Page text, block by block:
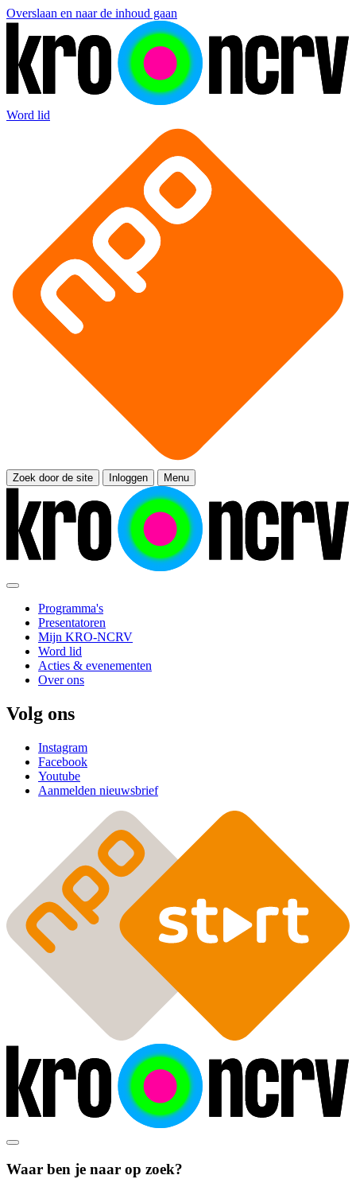
Overslaan en naar de inhoud gaan
Word lid
Zoek door de site Inloggen Menu
Programma's
Presentatoren
Mijn KRO-NCRV
Word lid
Acties & evenementen
Over ons
Volg ons
Instagram
Facebook
Youtube
Aanmelden nieuwsbrief
Waar ben je naar op zoek?